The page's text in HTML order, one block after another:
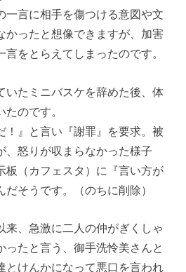
一言に相手を傷つける意図や文
かったと想像できますが、加害
をとらえてしまったのです。
いたミニバスケを辞めた後、体
のです。
！』と言い『謝罪』を要求。被
、怒りが収まらなかった様子
板（カフェスタ）に『言い方が
そうです。（のちに削除）
来、急激に二人の仲がぎくしゃ
ったと言う、御手洗怜美さんと
とけんかになって悪口を言われ